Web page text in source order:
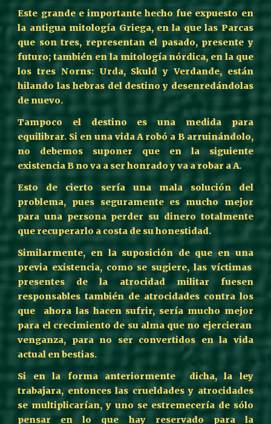
Este grande e importante hecho fue expuesto en
la antigua mitología Griega, en la que las Parcas
que son tres, representan el pasado, presente y
futuro; también en la mitología nórdica, en la que
los tres Norns: Urda, Skuld y Verdande, están
hilando las hebras del destino y desenredándolas
de nuevo.
Tampoco el destino es una medida para
equilibrar. Si en una vida A robó a B arruinándolo,
no debemos suponer que en la siguiente
existencia B no va a ser honrado y va a robar a A.
Esto de cierto sería una mala solución del
problema, pues seguramente es mucho mejor
para una persona perder su dinero totalmente
que recuperarlo a costa de su honestidad.
Similarmente, en la suposición de que en una
previa existencia, como se sugiere, las víctimas
presentes de la atrocidad militar fuesen
responsables también de atrocidades contra los
que ahora las hacen sufrir, sería mucho mejor
para el crecimiento de su alma que no ejercieran
venganza, para no ser convertidos en la vida
actual en bestias.
Si en la forma anteriormente dicha, la ley
trabajara, entonces las crueldades y atrocidades
se multiplicarían, y uno se estremecería de sólo
pensar en lo que hay reservado para la